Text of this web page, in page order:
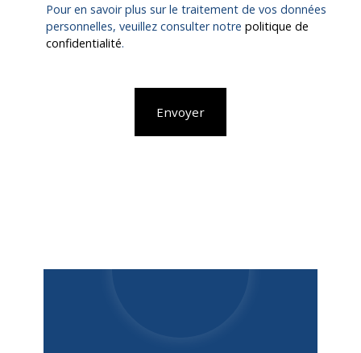
Pour en savoir plus sur le traitement de vos données
personnelles, veuillez consulter notre politique de
confidentialité.
Envoyer